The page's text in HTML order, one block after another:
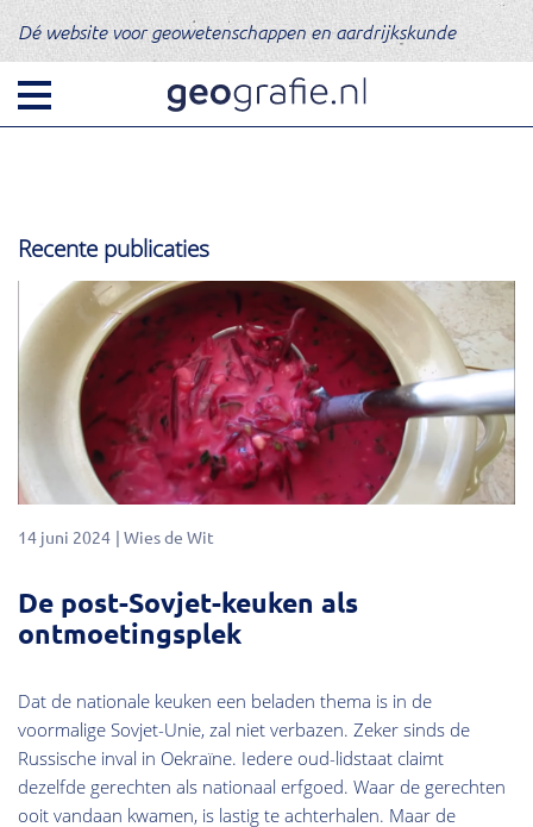
Dé website voor geowetenschappen en aardrijkskunde
Recente publicaties
14 juni 2024 Wies de Wit
De post-Sovjet-keuken als
ontmoetingsplek
Dat de nationale keuken een beladen thema is in de
voormalige Sovjet-Unie, zal niet verbazen. Zeker sinds de
Russische inval in Oekraïne. Iedere oud-lidstaat claimt
dezelfde gerechten als nationaal erfgoed. Waar de gerechten
ooit vandaan kwamen, is lastig te achterhalen. Maar de